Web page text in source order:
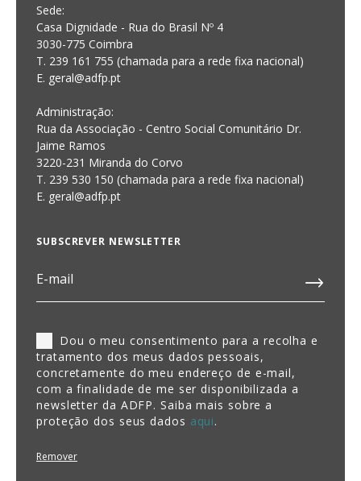
Sede:
Casa Dignidade - Rua do Brasil Nº 4
3030-775 Coimbra
T. 239 161 755 (chamada para a rede fixa nacional)
E. geral@adfp.pt
Administração:
Rua da Associação - Centro Social Comunitário Dr.
Jaime Ramos
3220-231 Miranda do Corvo
T. 239 530 150 (chamada para a rede fixa nacional)
E. geral@adfp.pt
SUBSCREVER NEWSLETTER
Dou o meu consentimento para a recolha e
tratamento dos meus dados pessoais,
concretamente do meu endereço de e-mail,
com a finalidade de me ser disponibilizada a
newsletter da ADFP. Saiba mais sobre a
proteção dos seus dados aqui.
Remover